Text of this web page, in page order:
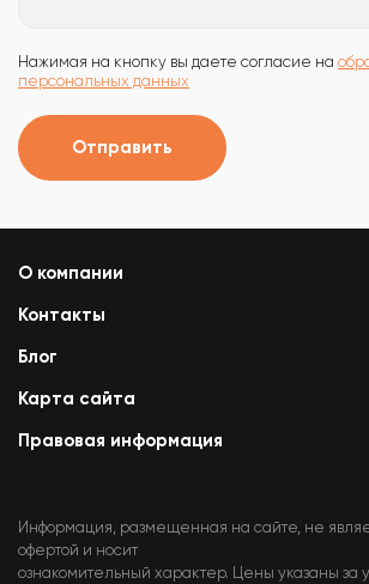
Нажимая на кнопку вы даете согласие на
персональных данных
Отправить
О компании
Контакты
Блог
Карта сайта
Правовая информация
Информация, размещенная на сайте, не
офертой и носит
ознакомительный характер. Цены указаны за